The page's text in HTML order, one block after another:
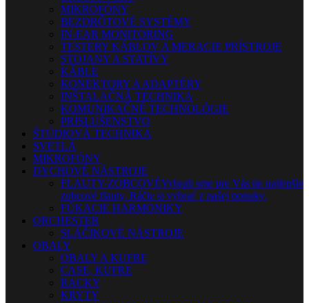
MIKROFÓNY
BEZDRÔTOVÉ SYSTÉMY
IN-EAR MONITORING
TESTERY KÁBLOV A MERACIE PRÍSTROJE
STOJANY A STATÍVY
KÁBLE
KONEKTORY A ADAPTÉRY
INŠTALAČNÁ TECHNIKA
KOMUNIKAČNÉ TECHNOLÓGIE
PRÍSLUŠENSTVO
ŠTÚDIOVÁ TECHNIKA
SVETLÁ
MIKROFÓNY
DYCHOVÉ NÁSTROJE
FLAUTY-ZOBCOVÉVybrali sme pre Vás tie najlepšie
zobcové flauty. Ráčte si vybrať z našej ponuky.
FÚKACIE HARMONIKY
ORCHESTER
SLÁČIKOVÉ NÁSTROJE
OBALY
OBALY A KUFRE
CASE, KUFRE
RACKY
KRYTY